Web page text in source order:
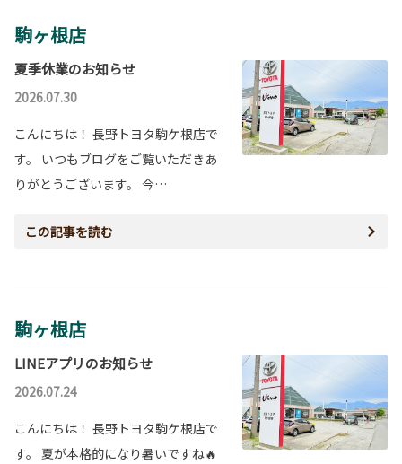
駒ヶ根店
夏季休業のお知らせ
2026.07.30
こんにちは！ 長野トヨタ駒ケ根店で
す。 いつもブログをご覧いただきあ
りがとうございます。 今…
この記事を読む
駒ヶ根店
LINEアプリのお知らせ
2026.07.24
こんにちは！ 長野トヨタ駒ケ根店で
す。 夏が本格的になり暑いですね🔥